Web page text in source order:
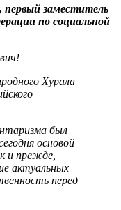
первый заместитель
по социальной
Хурала
был
основой
и прежде,
актуальных
перед